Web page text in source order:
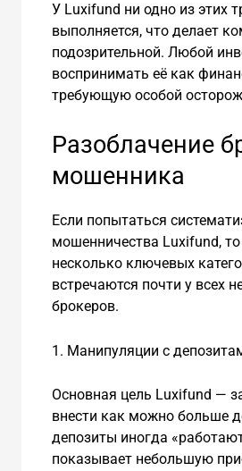
У Luxifund ни одно из этих
выполняется, что делает
подозрительной. Любой
воспринимать её как
требующую особой
Разоблачение
мошенника
Если попытаться
мошенничества Luxifund,
несколько ключевых
встречаются почти у всех
брокеров.
1. Манипуляции с
Основная цель Luxifund —
внести как можно больше
депозиты иногда
показывает небольшую